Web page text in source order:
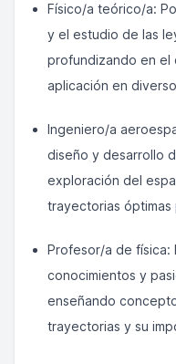
Físico/a teórico/a:
y el estudio de las
profundizando en el
aplicación en
Ingeniero/a
diseño y desarrollo
exploración del
trayectorias óptimas
Profesor/a de física:
conocimientos y
enseñando
trayectorias y su